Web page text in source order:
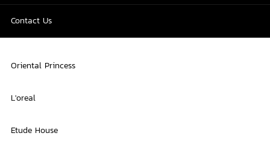
Contact Us
Oriental Princess
L'oreal
Etude House